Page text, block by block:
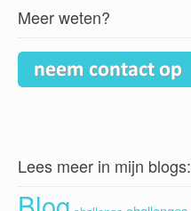
Meer weten?
Lees meer in mijn blogs: